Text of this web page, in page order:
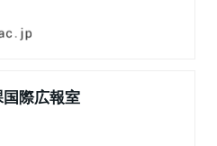
際広報室